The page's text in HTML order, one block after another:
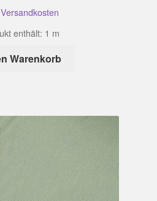
Versandkosten
enthält: 1 m
Warenkorb